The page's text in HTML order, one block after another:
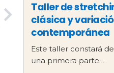
Taller de
clásica y
contemporánea
Este taller constará
una primera parte…